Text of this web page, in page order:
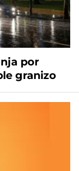
por
granizo